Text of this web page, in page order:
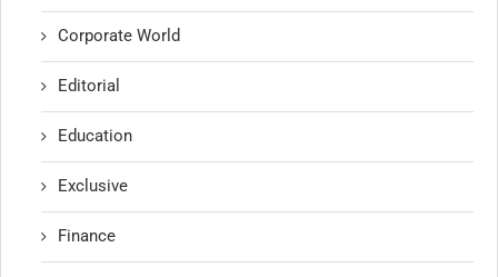
Corporate World
Editorial
Education
Exclusive
Finance